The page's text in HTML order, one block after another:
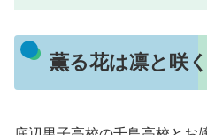
薫る花は凛と咲